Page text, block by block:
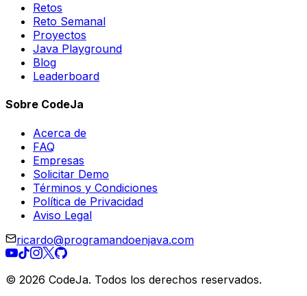
Retos
Reto Semanal
Proyectos
Java Playground
Blog
Leaderboard
Sobre CodeJa
Acerca de
FAQ
Empresas
Solicitar Demo
Términos y Condiciones
Política de Privacidad
Aviso Legal
ricardo@programandoenjava.com
© 2026 CodeJa. Todos los derechos reservados.